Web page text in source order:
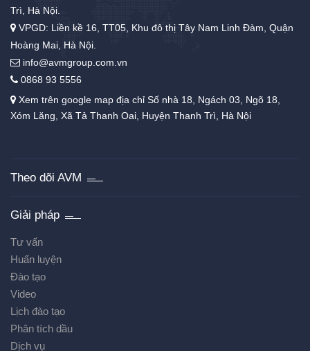
Trì, Hà Nội.
VPGD: Liền kề 16, TT05, Khu đô thị Tây Nam Linh Đàm, Quận
Hoàng Mai, Hà Nội.
info@avmgroup.com.vn
0868 93 5556
Xem trên google map địa chỉ Số nhà 18, Ngách 03, Ngõ 18,
Xóm Lăng, Xã Tả Thanh Oai, Huyện Thanh Trì, Hà Nội
Theo dõi AVM
Giải pháp
Tư vấn
Huấn luyện
Đào tạo
Video
Lịch đào tạo
Phân tích dầu
Dịch vụ